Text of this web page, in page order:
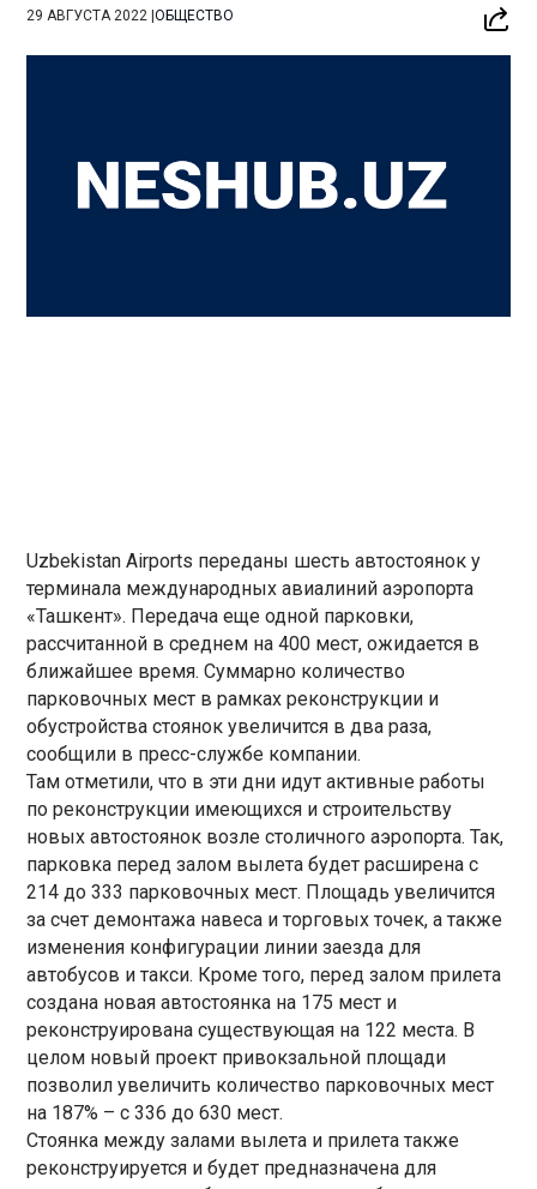
29 АВГУСТА 2022 |ОБЩЕСТВО
Uzbekistan Airports переданы шесть автостоянок у
терминала международных авиалиний аэропорта
«Ташкент». Передача еще одной парковки,
рассчитанной в среднем на 400 мест, ожидается в
ближайшее время. Суммарно количество
парковочных мест в рамках реконструкции и
обустройства стоянок увеличится в два раза,
сообщили в пресс-службе компании.
Там отметили, что в эти дни идут активные работы
по реконструкции имеющихся и строительству
новых автостоянок возле столичного аэропорта. Так,
парковка перед залом вылета будет расширена с
214 до 333 парковочных мест. Площадь увеличится
за счет демонтажа навеса и торговых точек, а также
изменения конфигурации линии заезда для
автобусов и такси. Кроме того, перед залом прилета
создана новая автостоянка на 175 мест и
реконструирована существующая на 122 места. В
целом новый проект привокзальной площади
позволил увеличить количество парковочных мест
на 187% – с 336 до 630 мест.
Стоянка между залами вылета и прилета также
реконструируется и будет предназначена для